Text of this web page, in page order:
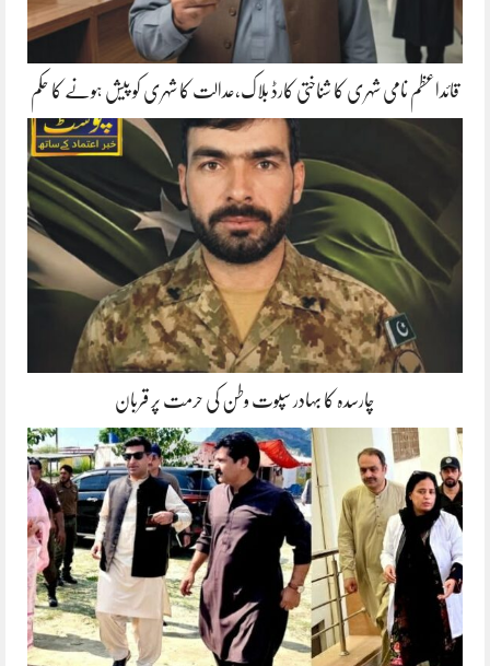
قائداعظم نامی شہری کا شناختی کارڈ بلاک،عدالت کا شہری کو پیش ہونے کا حکم
چارسدہ کا بہادر سپوت وطن کی حرمت پر قربان